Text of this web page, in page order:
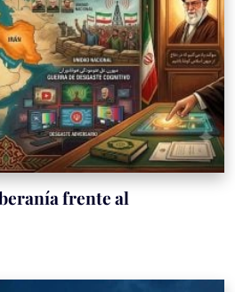
frente al